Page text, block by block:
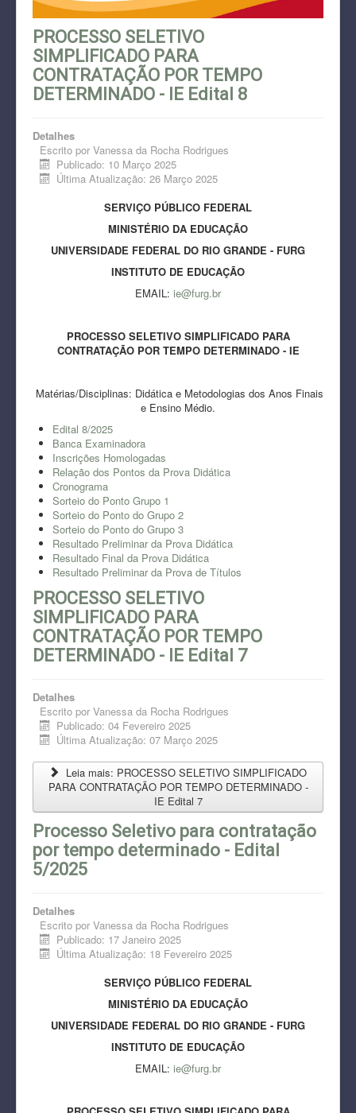
PROCESSO SELETIVO
SIMPLIFICADO PARA
CONTRATAÇÃO POR TEMPO
DETERMINADO - IE Edital 8
Detalhes
Escrito por Vanessa da Rocha Rodrigues
Publicado: 10 Março 2025
Última Atualização: 26 Março 2025
SERVIÇO PÚBLICO FEDERAL
MINISTÉRIO DA EDUCAÇÃO
UNIVERSIDADE FEDERAL DO RIO GRANDE - FURG
INSTITUTO DE EDUCAÇÃO
EMAIL: ie@furg.br
PROCESSO SELETIVO SIMPLIFICADO PARA
CONTRATAÇÃO POR TEMPO DETERMINADO - IE
Matérias/Disciplinas: Didática e Metodologias dos Anos Finais
e Ensino Médio.
Edital 8/2025
Banca Examinadora
Inscrições Homologadas
Relação dos Pontos da Prova Didática
Cronograma
Sorteio do Ponto Grupo 1
Sorteio do Ponto do Grupo 2
Sorteio do Ponto do Grupo 3
Resultado Preliminar da Prova Didática
Resultado Final da Prova Didática
Resultado Preliminar da Prova de Títulos
PROCESSO SELETIVO
SIMPLIFICADO PARA
CONTRATAÇÃO POR TEMPO
DETERMINADO - IE Edital 7
Detalhes
Escrito por Vanessa da Rocha Rodrigues
Publicado: 04 Fevereiro 2025
Última Atualização: 07 Março 2025
Leia mais: PROCESSO SELETIVO SIMPLIFICADO
PARA CONTRATAÇÃO POR TEMPO DETERMINADO -
IE Edital 7
Processo Seletivo para contratação
por tempo determinado - Edital
5/2025
Detalhes
Escrito por Vanessa da Rocha Rodrigues
Publicado: 17 Janeiro 2025
Última Atualização: 18 Fevereiro 2025
SERVIÇO PÚBLICO FEDERAL
MINISTÉRIO DA EDUCAÇÃO
UNIVERSIDADE FEDERAL DO RIO GRANDE - FURG
INSTITUTO DE EDUCAÇÃO
EMAIL: ie@furg.br